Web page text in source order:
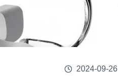
2024-09-26